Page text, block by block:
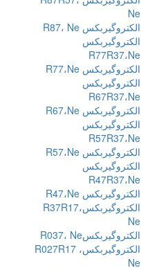
Ne
الکتروگیربکس R87، Ne
الکتروگیربکس
R77R37،Ne
الکتروگیربکس R77،Ne
الکتروگیربکس
R67R37،Ne
الکتروگیربکس R67،Ne
الکتروگیربکس
R57R37،Ne
الکتروگیربکس R57،Ne
الکتروگیربکس
R47R37،Ne
الکتروگیربکس R47،Ne
الکتروگیربکسR37R17،
Ne
الکتروگیربکسR037، Ne
الکتروگیربکسR027R17 ،
Ne